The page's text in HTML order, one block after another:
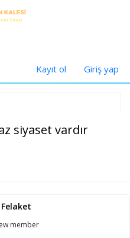
Kayıt ol Giriş yap
siyaset vardır
Felaket
member